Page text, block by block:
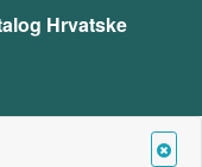
Hrvatske